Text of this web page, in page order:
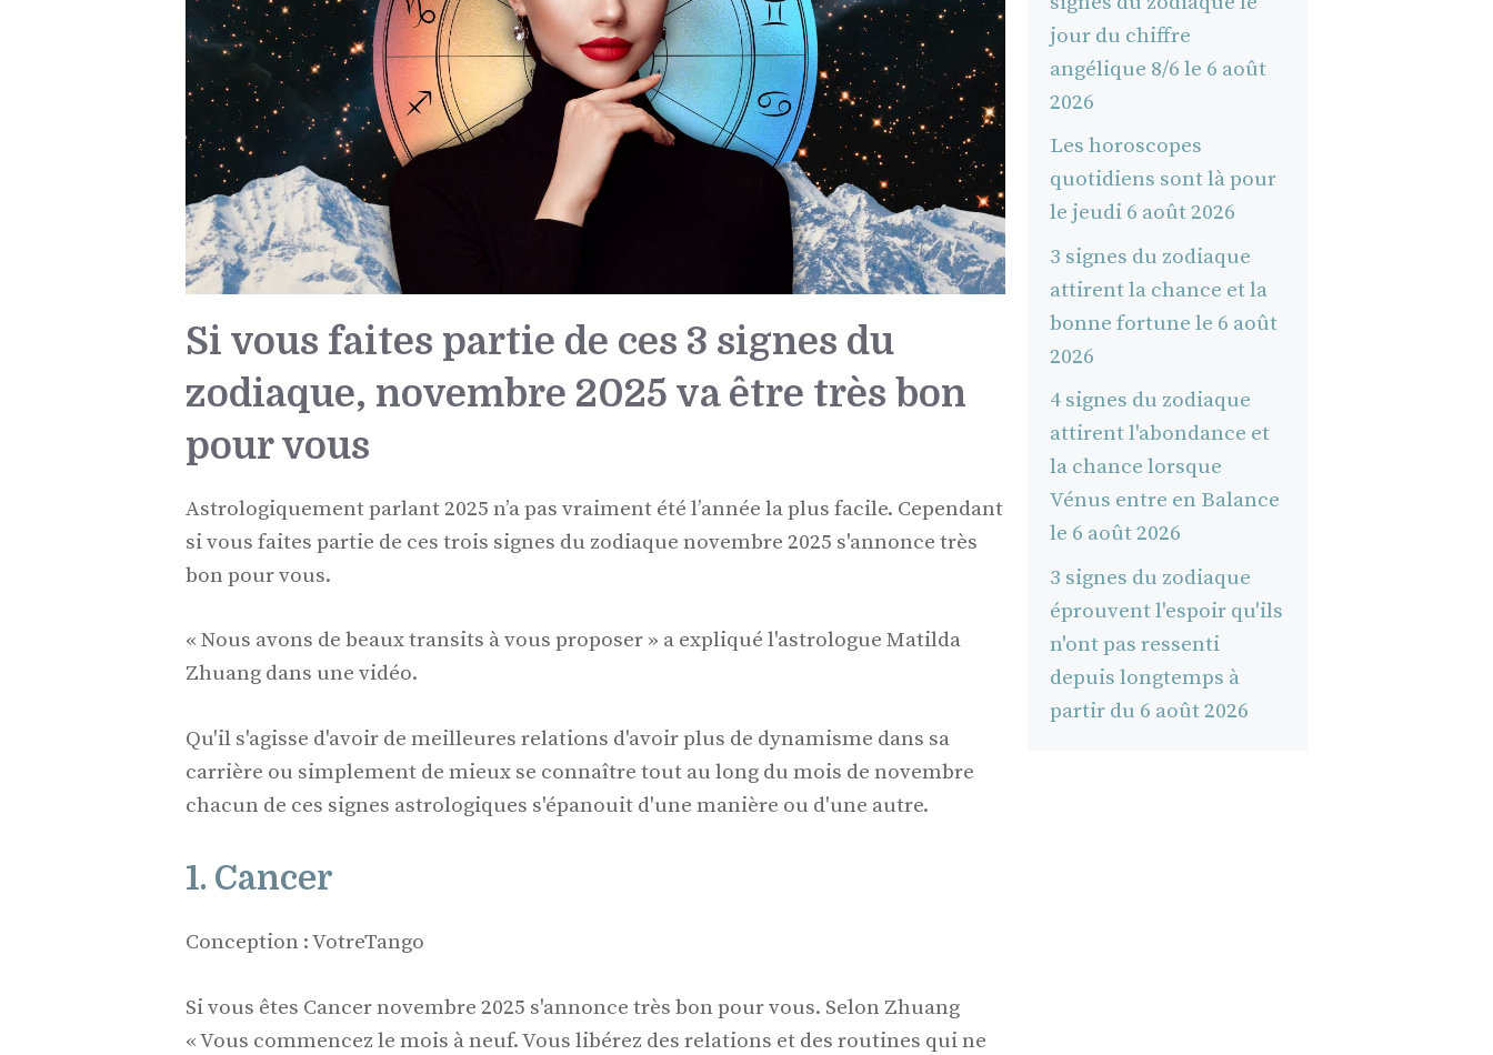
Si vous faites partie de ces 3 signes du
zodiaque, novembre 2025 va être très bon
pour vous
Astrologiquement parlant 2025 n’a pas vraiment été l’année la plus facile. Cependant
si vous faites partie de ces trois signes du zodiaque novembre 2025 s'annonce très
bon pour vous.
« Nous avons de beaux transits à vous proposer » a expliqué l'astrologue Matilda
Zhuang dans une vidéo.
Qu'il s'agisse d'avoir de meilleures relations d'avoir plus de dynamisme dans sa
carrière ou simplement de mieux se connaître tout au long du mois de novembre
chacun de ces signes astrologiques s'épanouit d'une manière ou d'une autre.
1. Cancer
Conception : VotreTango
Si vous êtes Cancer novembre 2025 s'annonce très bon pour vous. Selon Zhuang
« Vous commencez le mois à neuf. Vous libérez des relations et des routines qui ne
jour du chiffre
angélique 8/6 le 6 août
2026
Les horoscopes
quotidiens sont là pour
le jeudi 6 août 2026
3 signes du zodiaque
attirent la chance et la
bonne fortune le 6 août
2026
4 signes du zodiaque
attirent l'abondance et
la chance lorsque
Vénus entre en Balance
le 6 août 2026
3 signes du zodiaque
éprouvent l'espoir qu'ils
n'ont pas ressenti
depuis longtemps à
partir du 6 août 2026